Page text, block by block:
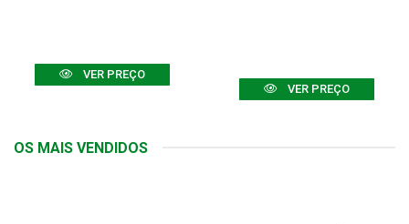
VER PREÇO
VER PREÇO
OS MAIS VENDIDOS